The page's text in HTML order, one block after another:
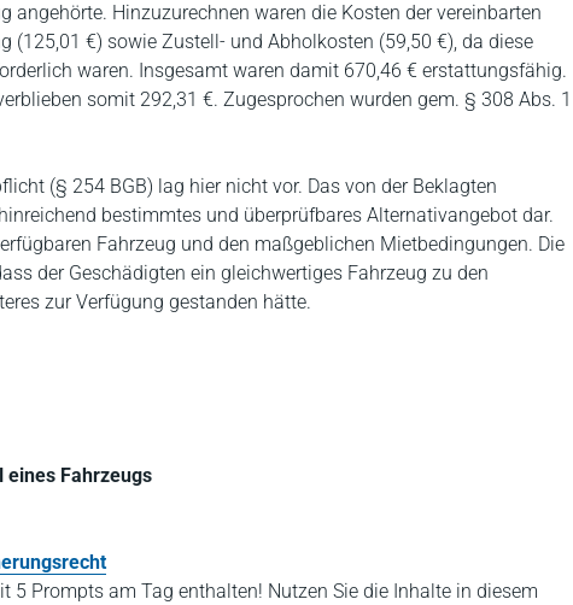
angehörte. Hinzuzurechnen waren die Kosten der vereinbarten
(125,01 €) sowie Zustell- und Abholkosten (59,50 €), da diese
waren. Insgesamt waren damit 670,46 € erstattungsfähig.
somit 292,31 €. Zugesprochen wurden gem. § 308 Abs. 1
(§ 254 BGB) lag hier nicht vor. Das von der Beklagten
bestimmtes und überprüfbares Alternativangebot dar.
Fahrzeug und den maßgeblichen Mietbedingungen. Die
der Geschädigten ein gleichwertiges Fahrzeug zu den
zur Verfügung gestanden hätte.
Fahrzeugs
Prompts am Tag enthalten! Nutzen Sie die Inhalte in diesem